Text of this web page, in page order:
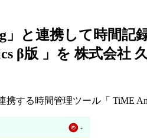
」と連携して時間記
β版 」を株式会社
携する時間管理ツール「 TiME